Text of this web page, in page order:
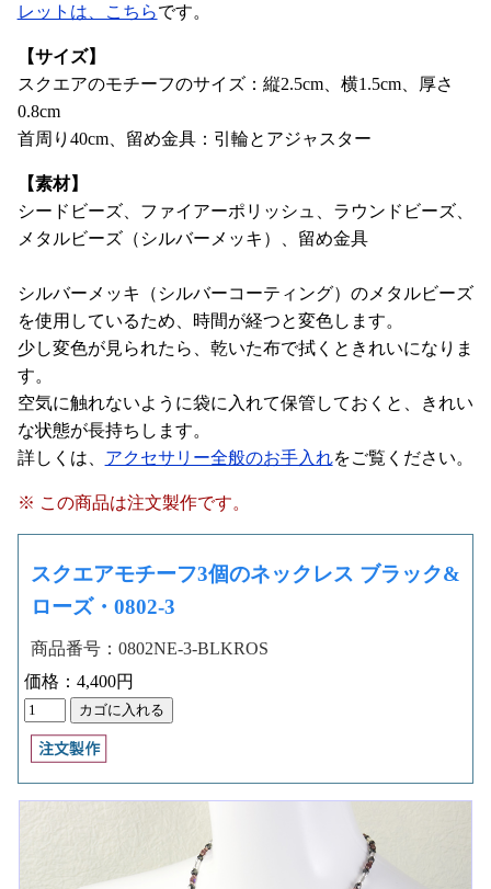
レットは、こちらです。
【サイズ】
スクエアのモチーフのサイズ：縦2.5cm、横1.5cm、厚さ
0.8cm
首周り40cm、留め金具：引輪とアジャスター
【素材】
シードビーズ、ファイアーポリッシュ、ラウンドビーズ、
メタルビーズ（シルバーメッキ）、留め金具
シルバーメッキ（シルバーコーティング）のメタルビーズ
を使用しているため、時間が経つと変色します。
少し変色が見られたら、乾いた布で拭くときれいになりま
す。
空気に触れないように袋に入れて保管しておくと、きれい
な状態が長持ちします。
詳しくは、 アクセサリー全般のお手入れをご覧ください。
※ この商品は注文製作です。
スクエアモチーフ3個のネックレス ブラック&
ローズ・0802-3
商品番号：0802NE-3-BLKROS
価格：4,400円